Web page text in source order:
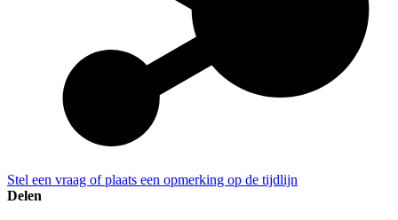
Stel een vraag of plaats een opmerking op de tijdlijn
Delen